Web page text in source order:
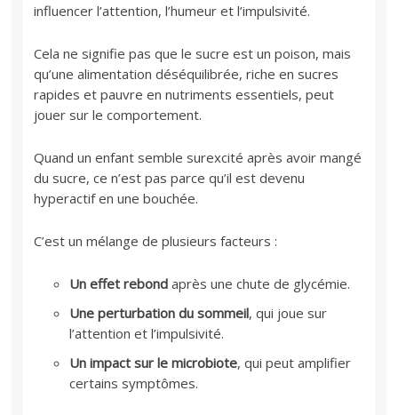
influencer l’attention, l’humeur et l’impulsivité.
Cela ne signifie pas que le sucre est un poison, mais
qu’une alimentation déséquilibrée, riche en sucres
rapides et pauvre en nutriments essentiels, peut
jouer sur le comportement.
Quand un enfant semble surexcité après avoir mangé
du sucre, ce n’est pas parce qu’il est devenu
hyperactif en une bouchée.
C’est un mélange de plusieurs facteurs :
Un effet rebond après une chute de glycémie.
Une perturbation du sommeil, qui joue sur
l’attention et l’impulsivité.
Un impact sur le microbiote, qui peut amplifier
certains symptômes.